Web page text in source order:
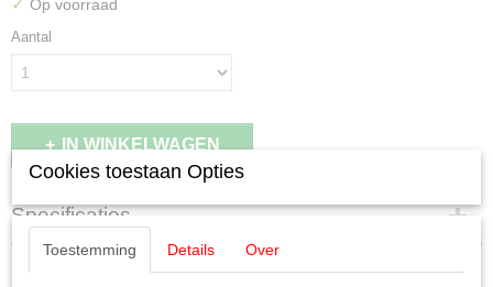
✓ Op voorraad
Aantal
IN WINKELWAGEN
Specificaties
Productcode leverancier
Omschrijving
Cookies toestaan Opties
Toestemming Details Over